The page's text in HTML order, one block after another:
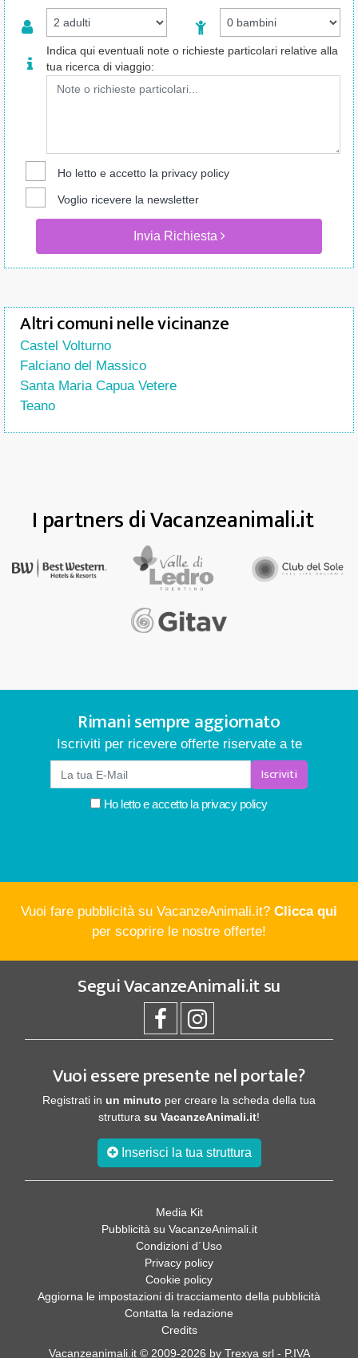
Indica qui eventuali note o richieste particolari relative alla
tua ricerca di viaggio:
Ho letto e accetto la privacy policy
Voglio ricevere la newsletter
Invia Richiesta
Altri comuni nelle vicinanze
Castel Volturno
Falciano del Massico
Santa Maria Capua Vetere
Teano
I partners di Vacanzeanimali.it
Rimani sempre aggiornato
Iscriviti per ricevere offerte riservate a te
Iscriviti
Ho letto e accetto laprivacy policy
Vuoi fare pubblicità su VacanzeAnimali.it? Clicca qui
per scoprire le nostre offerte!
SeguiVacanzeAnimali.itsu
Vuoi essere presente nel portale?
Registrati in un minuto per creare la scheda della tua
struttura su VacanzeAnimali.it!
Inserisci la tua struttura
Media Kit
Pubblicità su VacanzeAnimali.it
Condizioni d´Uso
Privacy policy
Cookie policy
Aggiorna le impostazioni di tracciamento della pubblicità
Contatta la redazione
Credits
Vacanzeanimali.it © 2009-2026 by Trexya srl - P.IVA